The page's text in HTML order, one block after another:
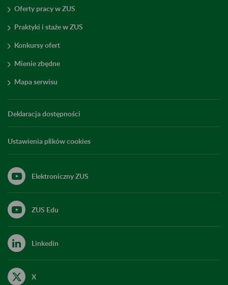
Oferty pracy w ZUS
Praktyki i staże w ZUS
Konkursy ofert
Mienie zbędne
Mapa serwisu
Deklaracja dostępności
Ustawienia plików cookies
Elektroniczny ZUS
ZUS Edu
Linkedin
X